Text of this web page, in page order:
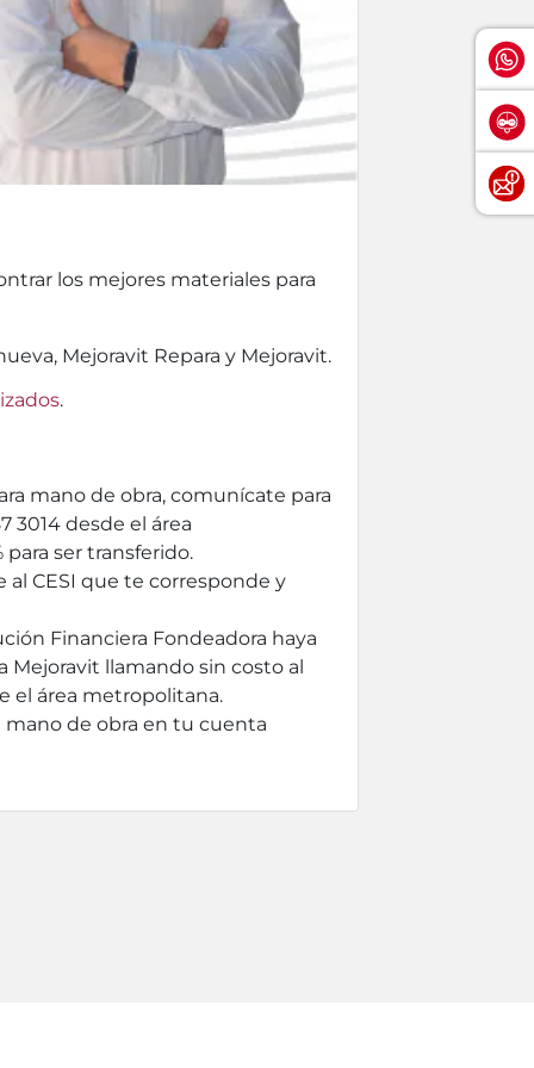
los mejores materiales para
Mejoravit Repara y Mejoravit.
.
mano de obra, comunícate para
3014 desde el área
ser transferido.
CESI que te corresponde y
Financiera Fondeadora haya
llamando sin costo al
el área metropolitana.
de obra en tu cuenta